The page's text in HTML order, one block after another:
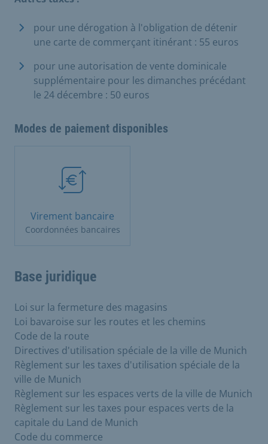
pour une dérogation à l'obligation de détenir
une carte de commerçant itinérant : 55 euros
pour une autorisation de vente dominicale
supplémentaire pour les dimanches précédant
le 24 décembre : 50 euros
Modes de paiement disponibles
Virement bancaire
Coordonnées bancaires
Base juridique
Loi sur la fermeture des magasins
Loi bavaroise sur les routes et les chemins
Code de la route
Directives d'utilisation spéciale de la ville de Munich
Règlement sur les taxes d'utilisation spéciale de la
ville de Munich
Règlement sur les espaces verts de la ville de Munich
Règlement sur les taxes pour espaces verts de la
capitale du Land de Munich
Code du commerce